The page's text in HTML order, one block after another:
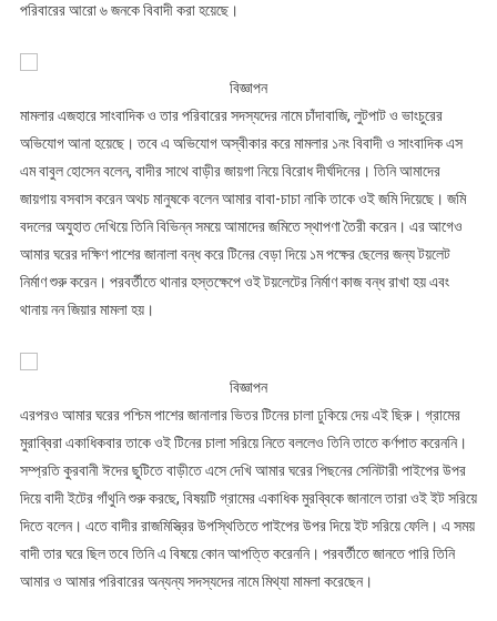
পরিবারের আরো ৬ জনকে বিবাদী করা হয়েছে।
বিজ্ঞাপন
মামলার এজহারে সাংবাদিক ও তার পরিবারের সদস্যদের নামে চাঁদাবাজি, লুটপাট ও ভাংচুরের
অভিযোগ আনা হয়েছে। তবে এ অভিযোগ অস্বীকার করে মামলার ১নং বিবাদী ও সাংবাদিক এস
এম বাবুল হোসেন বলেন, বাদীর সাথে বাড়ীর জায়গা নিয়ে বিরোধ দীর্ঘদিনের। তিনি আমাদের
জায়গায় বসবাস করেন অথচ মানুষকে বলেন আমার বাবা-চাচা নাকি তাকে ওই জমি দিয়েছে। জমি
বদলের অযুহাত দেখিয়ে তিনি বিভিন্ন সময়ে আমাদের জমিতে স্থাপণা তৈরী করেন। এর আগেও
আমার ঘরের দক্ষিণ পাশের জানালা বন্ধ করে টিনের বেড়া দিয়ে ১ম পক্ষের ছেলের জন্য টয়লেট
নির্মাণ শুরু করেন। পরবর্তীতে থানার হস্তক্ষেপে ওই টয়লেটের নির্মাণ কাজ বন্ধ রাখা হয় এবং
থানায় নন জিয়ার মামলা হয়।
বিজ্ঞাপন
এরপরও আমার ঘরের পশ্চিম পাশের জানালার ভিতর টিনের চালা ঢুকিয়ে দেয় এই ছিরু। গ্রামের
মুরাব্বিরা একাধিকবার তাকে ওই টিনের চালা সরিয়ে নিতে বললেও তিনি তাতে কর্ণপাত করেননি।
সম্প্রতি কুরবানী ঈদের ছুটিতে বাড়ীতে এসে দেখি আমার ঘরের পিছনের সেনিটারী পাইপের উপর
দিয়ে বাদী ইটের গাঁথুনি শুরু করছে, বিষয়টি গ্রামের একাধিক মুরব্বিকে জানালে তারা ওই ইট সরিয়ে
দিতে বলেন। এতে বাদীর রাজমিস্ত্রির উপস্থিতিতে পাইপের উপর দিয়ে ইট সরিয়ে ফেলি। এ সময়
বাদী তার ঘরে ছিল তবে তিনি এ বিষয়ে কোন আপত্তি করেননি। পরবর্তীতে জানতে পারি তিনি
আমার ও আমার পরিবারের অন্যন্য সদস্যদের নামে মিথ্যা মামলা করেছেন।